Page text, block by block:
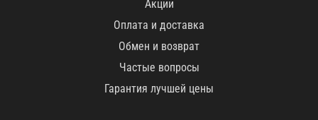
Акции
Оплата и доставка
Обмен и возврат
Частые вопросы
Гарантия лучшей цены